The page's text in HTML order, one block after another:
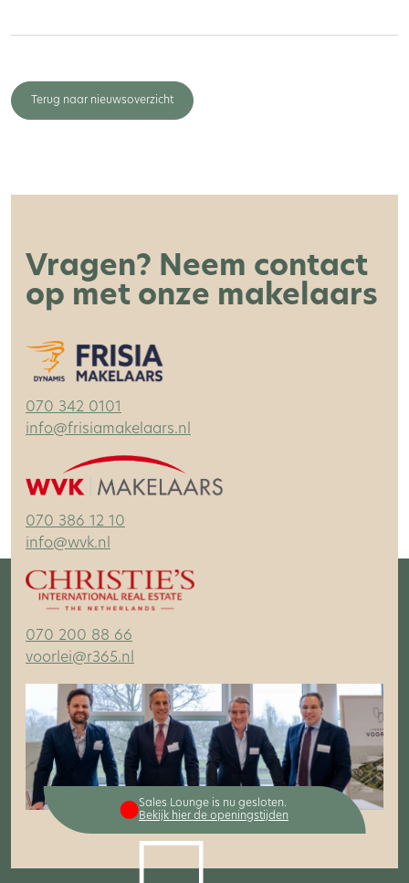
Terug naar nieuwsoverzicht
Vragen? Neem contact
op met onze makelaars
070 342 0101
info@frisiamakelaars.nl
070 386 12 10
info@wvk.nl
070 200 88 66
voorlei@r365.nl
Sales Lounge is nu gesloten.
Bekijk hier de openingstijden